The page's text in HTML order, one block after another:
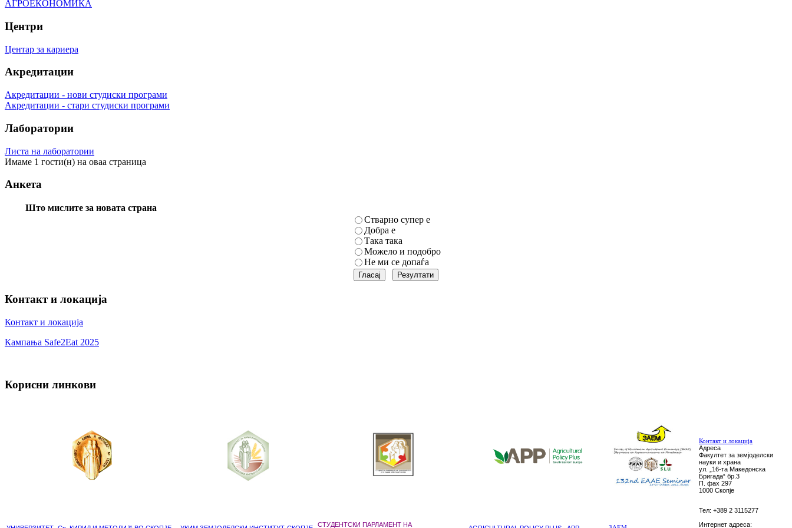
АГРОЕКОНОМИКА
Центри
Центар за кариера
Акредитации
Акредитации - нови студиски програми
Акредитации - стари студиски програми
Лаборатории
Листа на лаборатории
Имаме 1 гости(н) на оваа страница
Анкета
Што мислите за новата страна
Стварно супер е
Добра е
Така така
Можело и подобро
Не ми се допаѓа
Контакт и локација
Контакт и локација
Кампања Safe2Eat 2025
Корисни линкови
Контакт и локација
Адреса
Факултет за земјоделски
науки и храна
ул. „16-та Македонска
Бригада“ бр.3
П. фах 297
1000 Скопје
СТУДЕНТСКИ ПАРЛАМЕНТ НА
Тел: +389 2 3115277
Интернет адреса: